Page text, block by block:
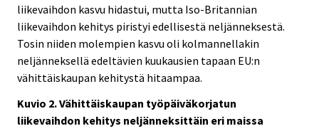
liikevaihdon kasvu hidastui, mutta Iso-Britannian
liikevaihdon kehitys piristyi edellisestä neljänneksestä.
Tosin niiden molempien kasvu oli kolmannellakin
neljänneksellä edeltävien kuukausien tapaan EU:n
vähittäiskaupan kehitystä hitaampaa.
Kuvio 2. Vähittäiskaupan työpäiväkorjatun
liikevaihdon kehitys neljänneksittäin eri maissa